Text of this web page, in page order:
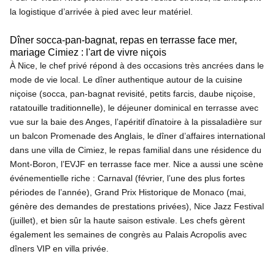
la logistique d’arrivée à pied avec leur matériel.
Dîner socca-pan-bagnat, repas en terrasse face mer,
mariage Cimiez : l'art de vivre niçois
À Nice, le chef privé répond à des occasions très ancrées dans le
mode de vie local. Le dîner authentique autour de la cuisine
niçoise (socca, pan-bagnat revisité, petits farcis, daube niçoise,
ratatouille traditionnelle), le déjeuner dominical en terrasse avec
vue sur la baie des Anges, l’apéritif dînatoire à la pissaladière sur
un balcon Promenade des Anglais, le dîner d’affaires international
dans une villa de Cimiez, le repas familial dans une résidence du
Mont-Boron, l’EVJF en terrasse face mer. Nice a aussi une scène
événementielle riche : Carnaval (février, l’une des plus fortes
périodes de l’année), Grand Prix Historique de Monaco (mai,
génère des demandes de prestations privées), Nice Jazz Festival
(juillet), et bien sûr la haute saison estivale. Les chefs gèrent
également les semaines de congrès au Palais Acropolis avec
dîners VIP en villa privée.